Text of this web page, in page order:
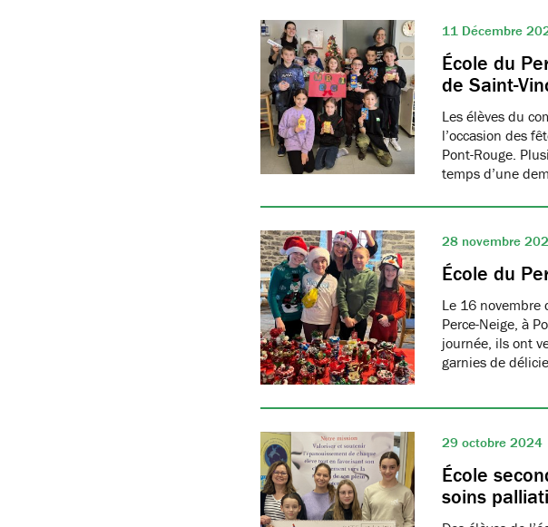
11 Décembre
École du
de Saint-
Les élèves du
l’occasion des
Pont-Rouge.
temps d’une
28 novembre
École du
Le 16 novembre
Perce-Neige, à
journée, ils ont
garnies de
29 octobre 2024
École
soins